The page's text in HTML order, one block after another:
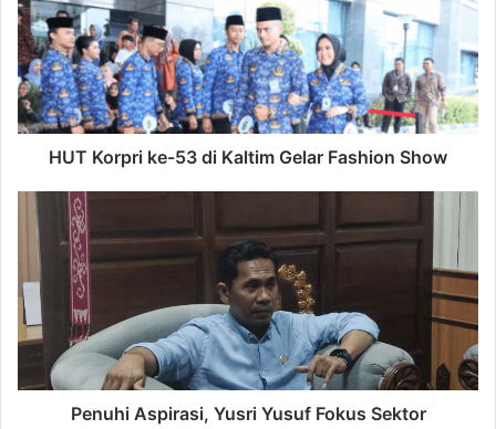
53
di
Kaltim
Gelar
Fashion
Show
HUT Korpri ke-53 di Kaltim Gelar Fashion Show
Penuhi
Aspirasi,
Yusri
Yusuf
Fokus
Sektor
Perkebunan
Penuhi Aspirasi, Yusri Yusuf Fokus Sektor